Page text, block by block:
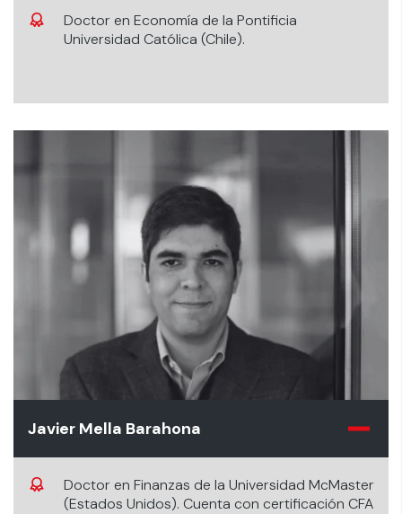
Doctor en Economía de la Pontificia
Universidad Católica (Chile).
Javier Mella Barahona
Doctor en Finanzas de la Universidad McMaster
(Estados Unidos). Cuenta con certificación CFA